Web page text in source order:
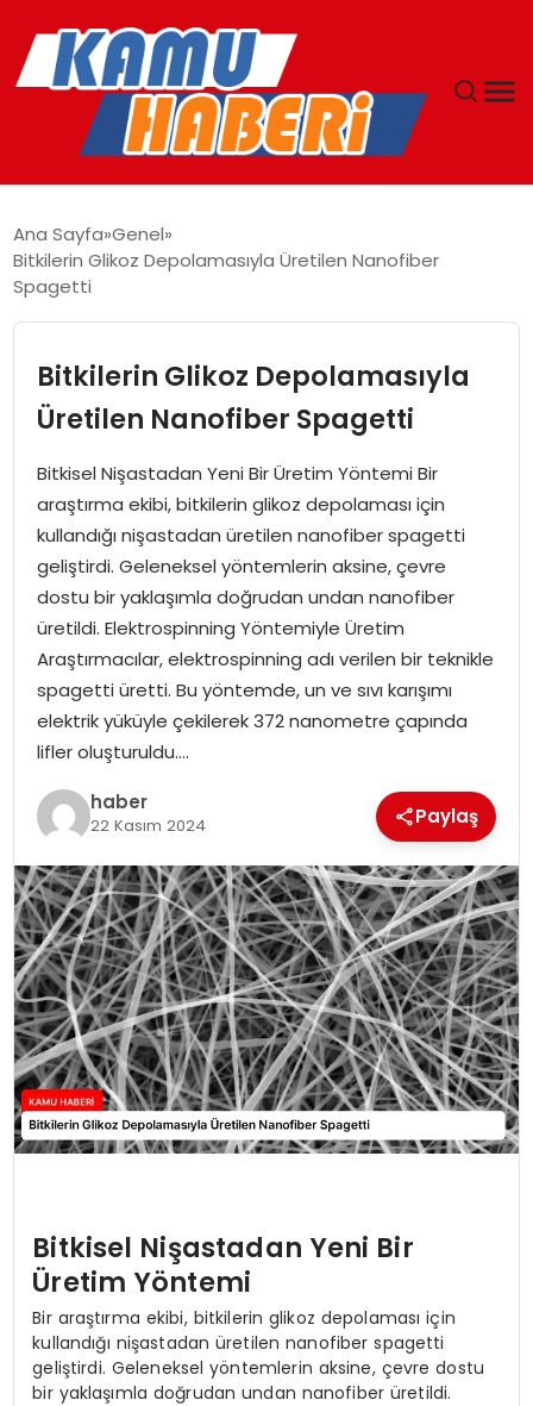
YAŞAM
MAGAZIN
EKONOMI
SPOR
TEKNOLOJI
GENEL
Ana Sayfa Genel
Bitkilerin Glikoz Depolamasıyla Üretilen Nanofiber
Spagetti
Bitkilerin Glikoz Depolamasıyla
Üretilen Nanofiber Spagetti
Bitkisel Nişastadan Yeni Bir Üretim Yöntemi Bir
araştırma ekibi, bitkilerin glikoz depolaması için
kullandığı nişastadan üretilen nanofiber spagetti
geliştirdi. Geleneksel yöntemlerin aksine, çevre
dostu bir yaklaşımla doğrudan undan nanofiber
üretildi. Elektrospinning Yöntemiyle Üretim
Araştırmacılar, elektrospinning adı verilen bir teknikle
spagetti üretti. Bu yöntemde, un ve sıvı karışımı
elektrik yüküyle çekilerek 372 nanometre çapında
lifler oluşturuldu….
haber
22 Kasım 2024 Paylaş
Bitkisel Nişastadan Yeni Bir
Üretim Yöntemi
Bir araştırma ekibi, bitkilerin glikoz depolaması için
kullandığı nişastadan üretilen nanofiber spagetti
geliştirdi. Geleneksel yöntemlerin aksine, çevre dostu
bir yaklaşımla doğrudan undan nanofiber üretildi.